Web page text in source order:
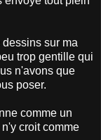
sur ma
trop gentille qui
n'avons que
poser.
comme un
croit comme